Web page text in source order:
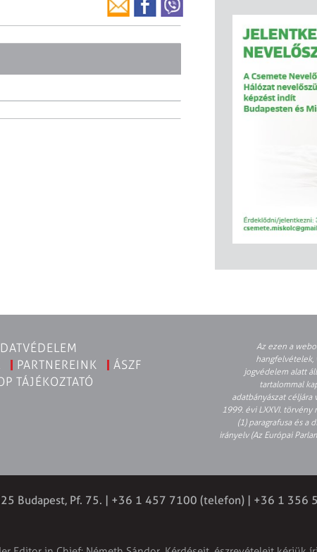
PARTNEREINK
ÁSZF
TÁJÉKOZTATÓ
Az ezen a
hangfelvételek,
jogvédelem alatt
tartalommal
adatbányászat céljára
1999. évi LXXVI.
(1) paragrafusa és a
irányelv (Az Európai
Budapest, Pf. 75. | +36 1 457 7100 (telefon) | +36 1 356